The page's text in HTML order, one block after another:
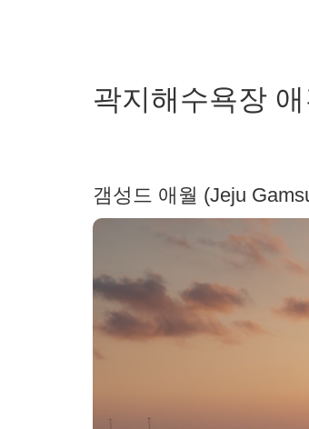
곽지해수욕장
갬성드 애월 (Jeju